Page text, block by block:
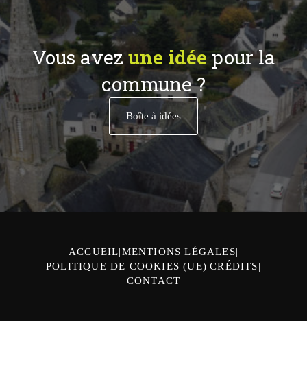
Vous avezune idéepour la
commune ?
Boîte à idées
ACCUEIL MENTIONS LÉGALES
POLITIQUE DE COOKIES (UE) CRÉDITS
CONTACT